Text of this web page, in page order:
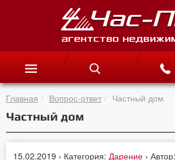
Главная Вопрос-ответ Частный дом
Частный дом
15.02.2019 › Категория: Дарение ›